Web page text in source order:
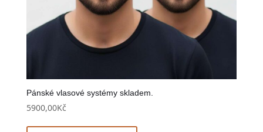
Pánské vlasové systémy skladem.
5900,00Kč